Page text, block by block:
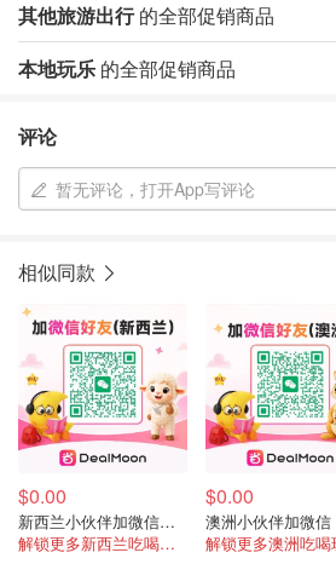
其他旅游出行的全部促销商品
本地玩乐 的全部促销商品
评论
暂无评论，打开App写评论
相似同款
$0.00
新西兰小伙伴加微信：DealmoonNz
解锁更多新西兰吃喝玩乐资讯
$0.00